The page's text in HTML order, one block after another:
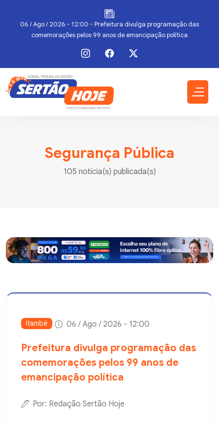
06 / Ago / 2026 - 12:00 - Prefeitura divulga programação das
comemorações pelos 99 anos de emancipação política
Segurança Pública
105 notícia(s) publicada(s)
Itambé 06 / Ago / 2026 - 12:00
Prefeitura divulga programação das
comemorações pelos 99 anos de
emancipação política
Por: Redação Sertão Hoje